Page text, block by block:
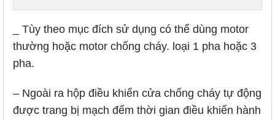
_ Tùy theo mục đích sử dụng có thể dùng motor
thường hoặc motor chống cháy. loại 1 pha hoặc 3
pha.
– Ngoài ra hộp điều khiển cửa chống cháy tự động
được trang bị mạch đếm thời gian điều khiển hành